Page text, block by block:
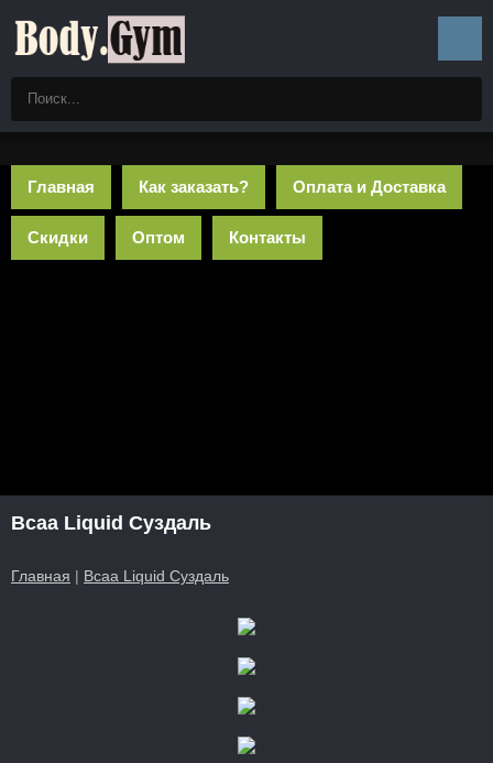
Главная Как заказать? Оплата и Доставка
Скидки Оптом Контакты
Bcaa Liquid Суздаль
Главная | Bcaa Liquid Суздаль